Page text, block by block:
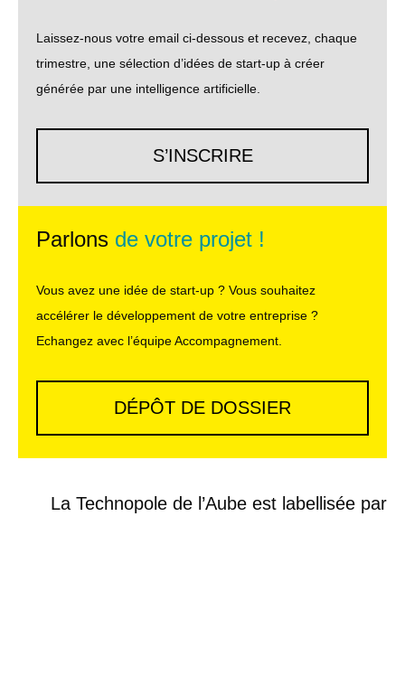
Laissez-nous votre email ci-dessous et recevez, chaque
trimestre, une sélection d’idées de start-up à créer
générée par une intelligence artificielle.
S’INSCRIRE
Parlons de votre projet !
Vous avez une idée de start-up ? Vous souhaitez
accélérer le développement de votre entreprise ?
Echangez avec l’équipe Accompagnement.
DÉPÔT DE DOSSIER
La Technopole de l’Aube est labellisée par